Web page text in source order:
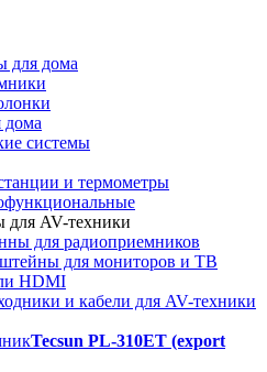
для дома
дома
системы
и термометры
для AV-техники
для радиоприемников
для мониторов и ТВ
HDMI
и кабели для AV-техники
Tecsun PL-310ET (export